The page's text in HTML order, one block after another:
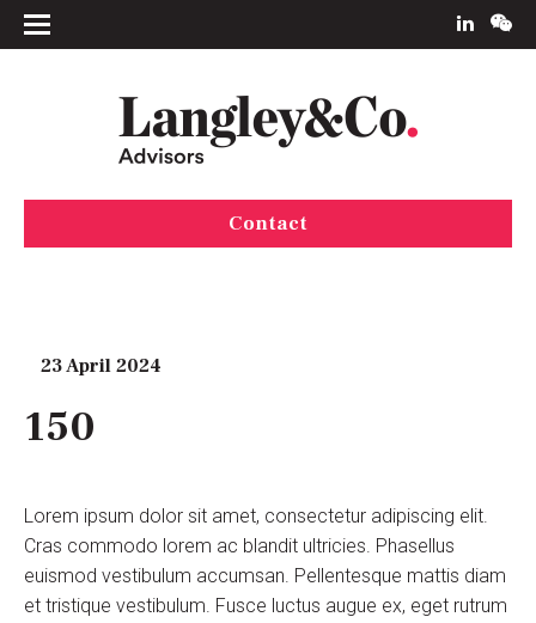
Contact
23 April 2024
150
Lorem ipsum dolor sit amet, consectetur adipiscing elit.
Cras commodo lorem ac blandit ultricies. Phasellus
euismod vestibulum accumsan. Pellentesque mattis diam
et tristique vestibulum. Fusce luctus augue ex, eget rutrum